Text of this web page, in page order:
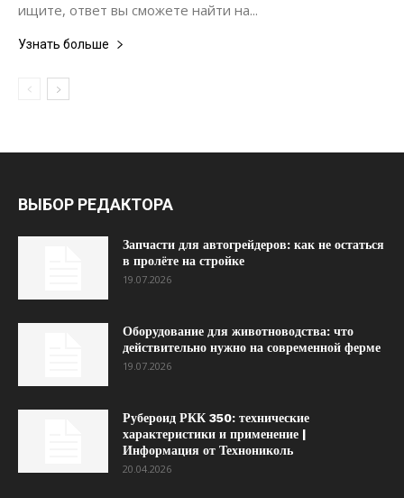
ищите, ответ вы сможете найти на...
Узнать больше
ВЫБОР РЕДАКТОРА
Запчасти для автогрейдеров: как не остаться
в пролёте на стройке
19.07.2026
Оборудование для животноводства: что
действительно нужно на современной ферме
19.07.2026
Рубероид РКК 350: технические
характеристики и применение |
Информация от Технониколь
20.04.2026